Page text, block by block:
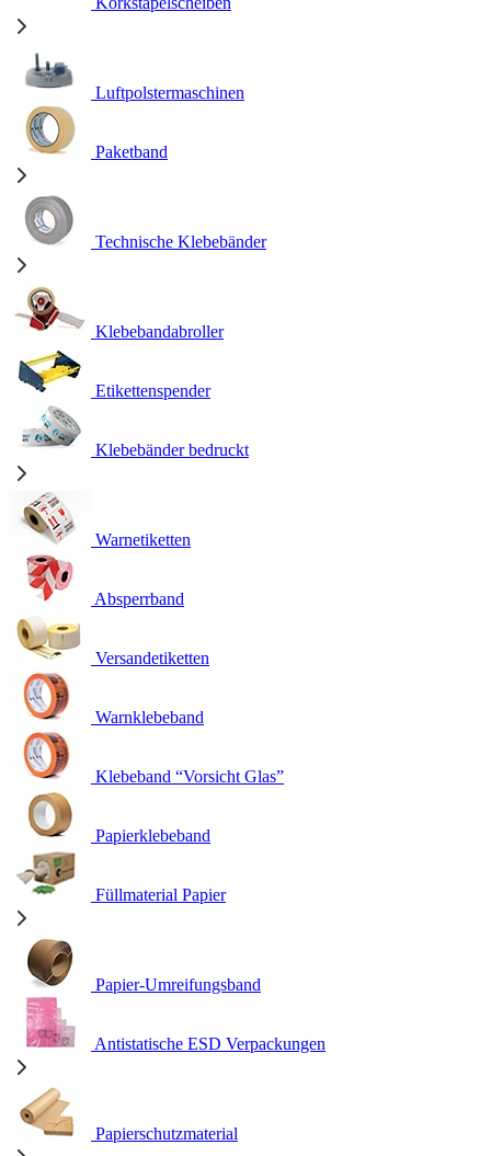
Luftpolstermaschinen
Paketband
Technische Klebebänder
Klebebandabroller
Etikettenspender
Klebebänder bedruckt
Warnetiketten
Absperrband
Versandetiketten
Warnklebeband
Klebeband “Vorsicht Glas”
Papierklebeband
Füllmaterial Papier
Papier-Umreifungsband
Antistatische ESD Verpackungen
Papierschutzmaterial